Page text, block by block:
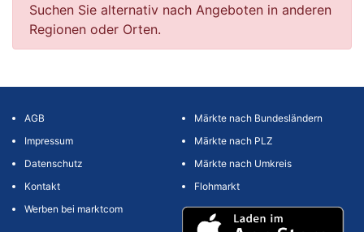
Suchen Sie alternativ nach Angeboten in anderen
Regionen oder Orten.
AGB
Impressum
Datenschutz
Kontakt
Werben bei marktcom
Märkte nach Bundesländern
Märkte nach PLZ
Märkte nach Umkreis
Flohmarkt